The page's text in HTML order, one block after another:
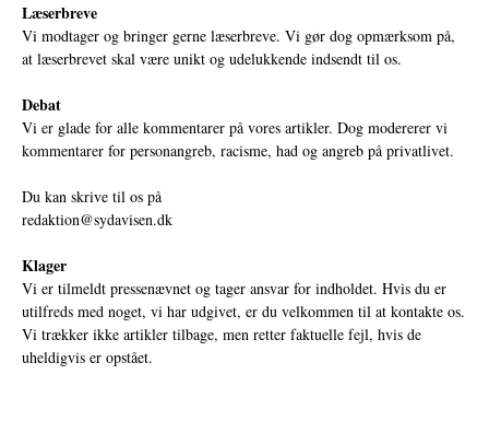
Læserbreve
Vi modtager og bringer gerne læserbreve. Vi gør dog opmærksom på,
at læserbrevet skal være unikt og udelukkende indsendt til os.
Debat
Vi er glade for alle kommentarer på vores artikler. Dog modererer vi
kommentarer for personangreb, racisme, had og angreb på privatlivet.
Du kan skrive til os på
redaktion@sydavisen.dk
Klager
Vi er tilmeldt pressenævnet og tager ansvar for indholdet. Hvis du er
utilfreds med noget, vi har udgivet, er du velkommen til at kontakte os.
Vi trækker ikke artikler tilbage, men retter faktuelle fejl, hvis de
uheldigvis er opstået.